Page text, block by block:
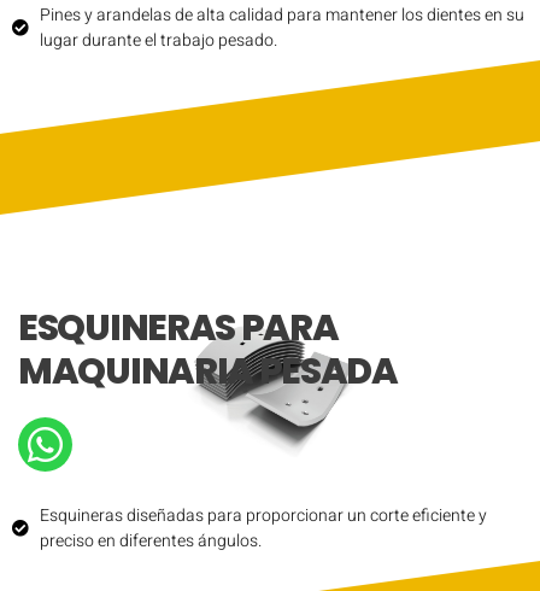
Pines y arandelas de alta calidad para mantener los dientes en su
lugar durante el trabajo pesado.
ESQUINERAS PARA
MAQUINARIA PESADA
Esquineras diseñadas para proporcionar un corte eficiente y
preciso en diferentes ángulos.